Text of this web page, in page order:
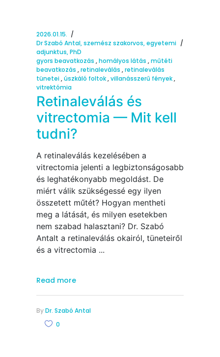
2026.01.15.
Dr Szabó Antal, szemész szakorvos, egyetemi
adjunktus, PhD
gyors beavatkozás ,homályos látás ,műtéti
beavatkozás ,retinaleválás ,retinaleválás
tünetei,úszkáló foltok,villanásszerű fények,
vitrektómia
Retinaleválás és
vitrectomia — Mit kell
tudni?
A retinaleválás kezelésében a
vitrectomia jelenti a legbiztonságosabb
és leghatékonyabb megoldást. De
miért válik szükségessé egy ilyen
összetett műtét? Hogyan mentheti
meg a látását, és milyen esetekben
nem szabad halasztani? Dr. Szabó
Antalt a retinaleválás okairól, tüneteiről
és a vitrectomia
Read more
ByDr. Szabó Antal
0